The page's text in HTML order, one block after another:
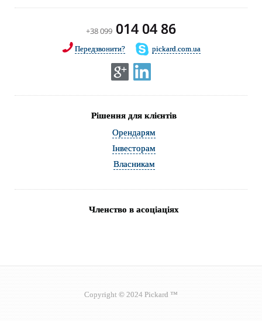
+38 099 014 04 86
Передзвонити? pickard.com.ua
Рішення для клієнтів
Орендарям
Інвесторам
Власникам
Членство в асоціаціях
Copyright © 2024 Pickard ™